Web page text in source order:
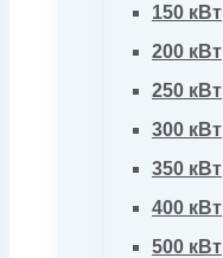
150 кВт
200 кВт
250 кВт
300 кВт
350 кВт
400 кВт
500 кВт